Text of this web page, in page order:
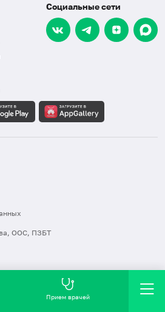
Социальные сети
ООС, ПЗБТ
Прием врачей